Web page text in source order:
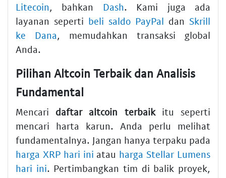
Litecoin , bahkan Dash. Kami juga ada
layanan seperti beli saldo PayPal dan Skrill
ke Dana , memudahkan transaksi global
Anda.
Pilihan Altcoin Terbaik dan Analisis
Fundamental
Mencari daftar altcoin terbaikitu seperti
mencari harta karun. Anda perlu melihat
fundamentalnya. Jangan hanya terpaku pada
harga XRP hari ini atau harga Stellar Lumens
hari ini. Pertimbangkan tim di balik proyek,